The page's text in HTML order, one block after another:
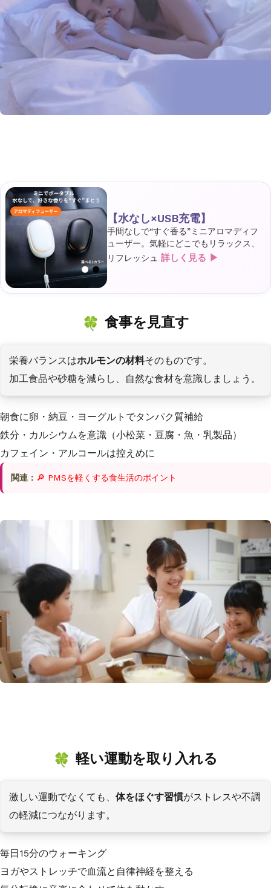
【水なし×USB充電】
手間なしで“すぐ香る”ミニアロマディフ
ューザー。気軽にどこでもリラックス、
リフレッシュ 詳しく見る ▶
食事を見直す
栄養バランスはホルモンの材料そのものです。
加工食品や砂糖を減らし、自然な食材を意識しましょう。
朝食に卵・納豆・ヨーグルトでタンパク質補給
鉄分・カルシウムを意識（小松菜・豆腐・魚・乳製品）
カフェイン・アルコールは控えめに
関連： 🔎 PMSを軽くする食生活のポイント
軽い運動を取り入れる
激しい運動でなくても、 体をほぐす習慣がストレスや不調
の軽減につながります。
毎日15分のウォーキング
ヨガやストレッチで血流と自律神経を整える